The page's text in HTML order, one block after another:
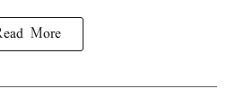
More